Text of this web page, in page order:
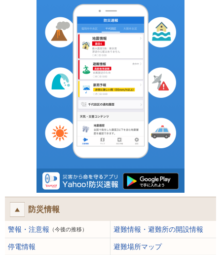
防災情報
警報・注意報 （今後の推移） 避難情報・避難所の開設情報
停電情報
避難場所マップ